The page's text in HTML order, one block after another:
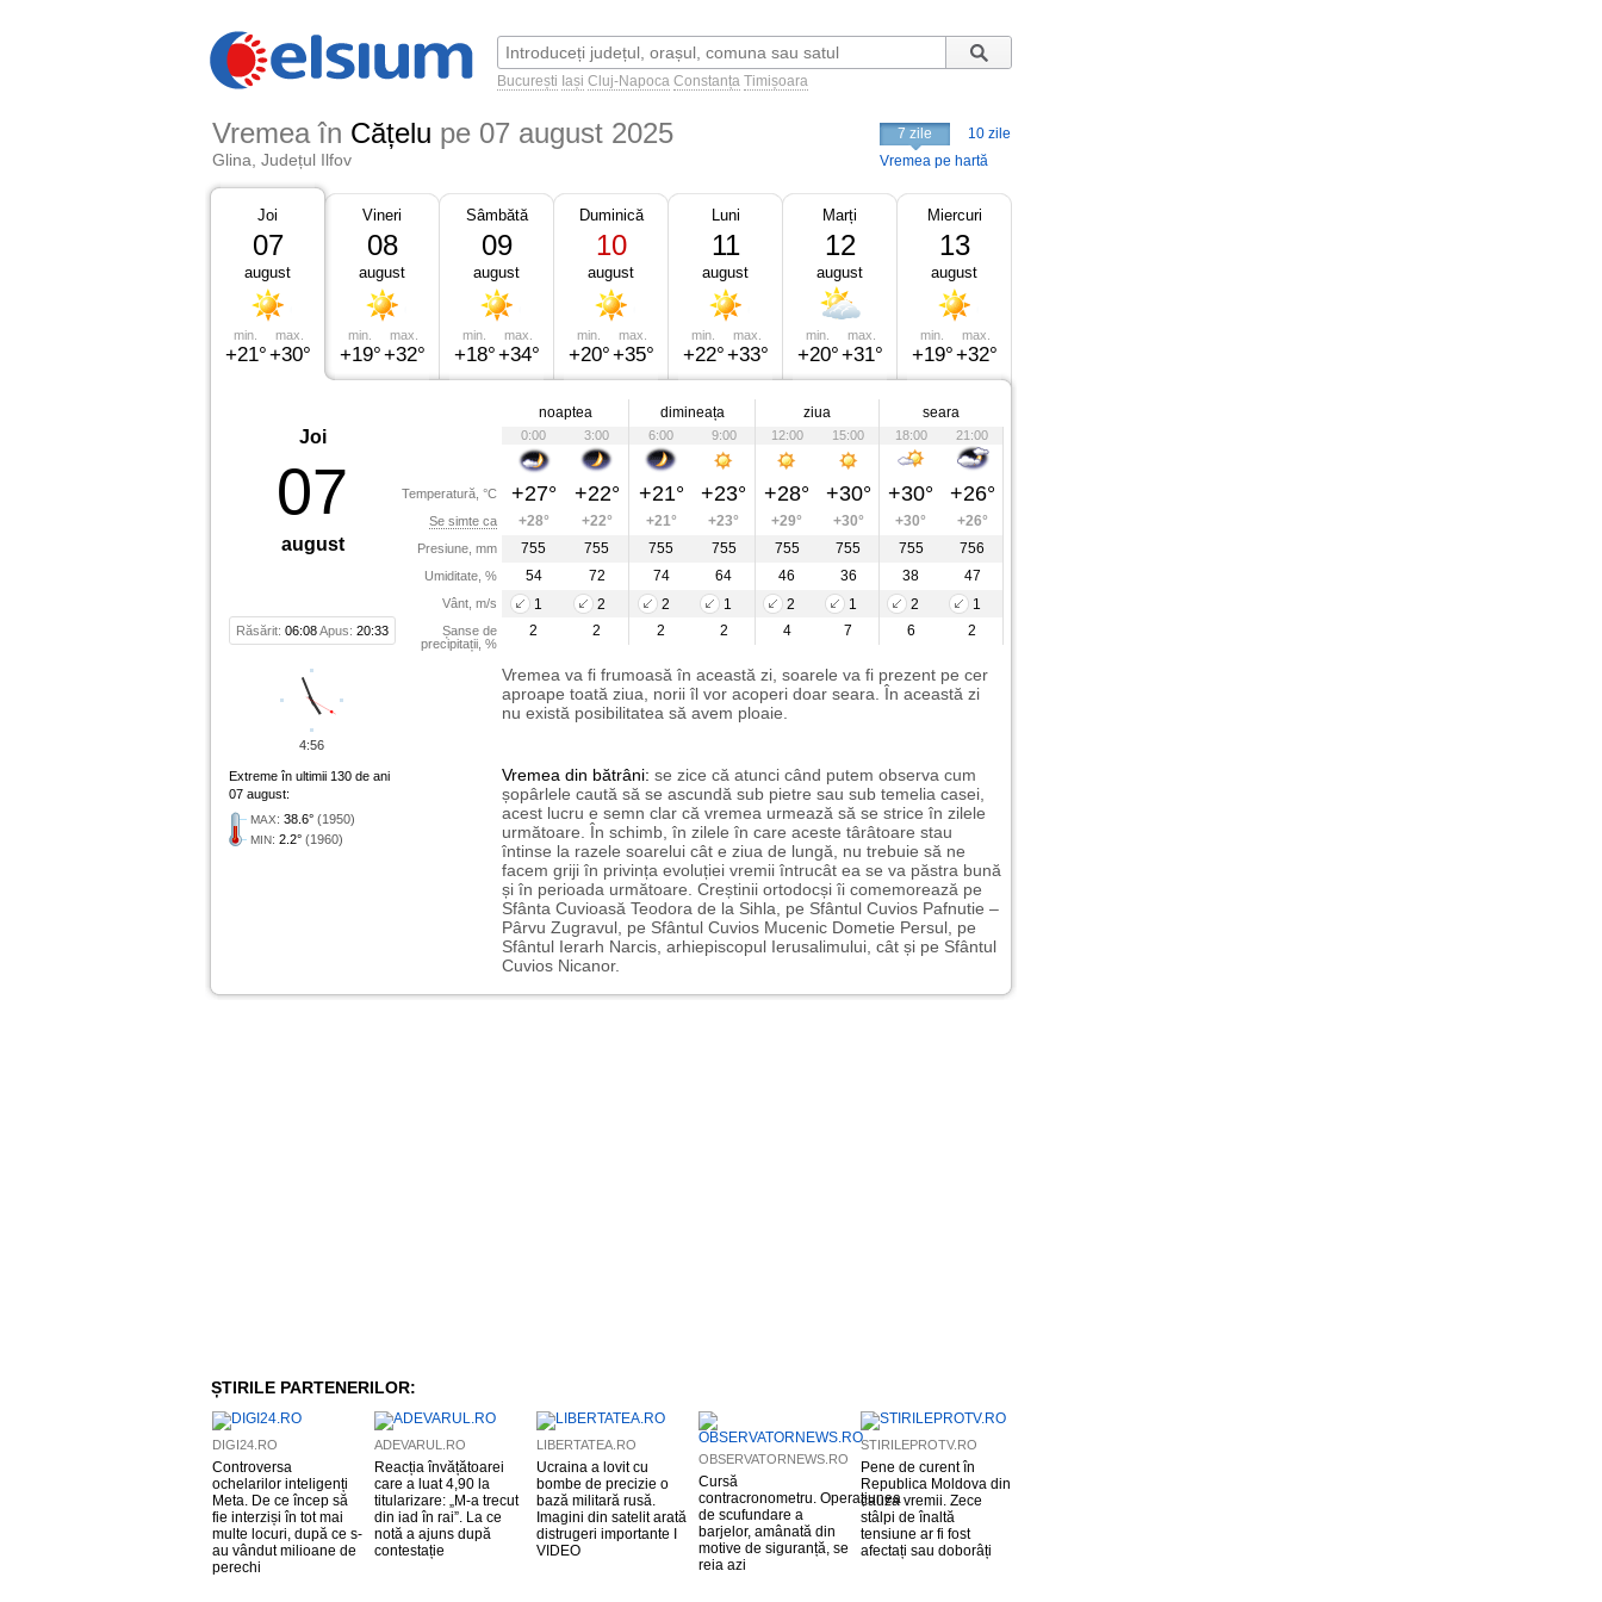
București Iași Cluj-Napoca Constanța Timișoara
Vremea în Cățelu pe 07 august 2025
Glina, Județul Ilfov
7 zile
10 zile
Vremea pe hartă
Joi
07
august
min.
+21°
max.
+30°
Vineri
08
august
min.
+19°
max.
+32°
Sâmbătă
09
august
min.
+18°
max.
+34°
Duminică
10
august
min.
+20°
max.
+35°
Luni
11
august
min.
+22°
max.
+33°
Marți
12
august
min.
+20°
max.
+31°
Miercuri
13
august
min.
+19°
max.
+32°
Joi
07
august
Răsărit: 06:08Apus: 20:33
Temperatură, °C
Se simte ca
Presiune, mm
Umiditate, %
Vânt, m/s
Șanse de
precipitații, %
noaptea dimineața ziua seara
0:00 3:00 6:00 9:00 12:00 15:00 18:00 21:00
+27° +22° +21° +23° +28° +30° +30° +26°
+28° +22° +21° +23° +29° +30° +30°
+26°
755
755 755 755 755 755 755
756
54
72 74 64 46 36 38
47
1
2 2 1 2 1 2
1
2
2 2 2 4 7 6 2
Vremea va fi frumoasă în această zi, soarele va fi prezent pe cer
aproape toată ziua, norii îl vor acoperi doar seara. În această zi
nu există posibilitatea să avem ploaie.
Extreme în ultimii 130 de ani
07 august:
MAX: 38.6° (1950)
MIN: 2.2° (1960)
Vremea din bătrâni: se zice că atunci când putem observa cum
șopârlele caută să se ascundă sub pietre sau sub temelia casei,
acest lucru e semn clar că vremea urmează să se strice în zilele
următoare. În schimb, în zilele în care aceste târâtoare stau
întinse la razele soarelui cât e ziua de lungă, nu trebuie să ne
facem griji în privința evoluției vremii întrucât ea se va păstra bună
și în perioada următoare. Creștinii ortodocși îi comemorează pe
Sfânta Cuvioasă Teodora de la Sihla, pe Sfântul Cuvios Pafnutie –
Pârvu Zugravul, pe Sfântul Cuvios Mucenic Dometie Persul, pe
Sfântul Ierarh Narcis, arhiepiscopul Ierusalimului, cât și pe Sfântul
Cuvios Nicanor.
4:56
ȘTIRILE PARTENERILOR:
DIGI24.RO
Controversa
ochelarilor inteligenți
Meta. De ce încep să
fie interziși în tot mai
multe locuri, după ce s-
au vândut milioane de
perechi
ADEVARUL.RO
Reacția învățătoarei
care a luat 4,90 la
titularizare: „M-a trecut
din iad în rai”. La ce
notă a ajuns după
contestație
LIBERTATEA.RO
Ucraina a lovit cu
bombe de precizie o
bază militară rusă.
Imagini din satelit arată
distrugeri importante I
VIDEO
OBSERVATORNEWS.RO
Cursă
contracronometru. Operațiunea
de scufundare a
barjelor, amânată din
motive de siguranță, se
reia azi
STIRILEPROTV.RO
Pene de curent în
Republica Moldova din
cauza vremii. Zece
stâlpi de înaltă
tensiune ar fi fost
afectați sau doborâți